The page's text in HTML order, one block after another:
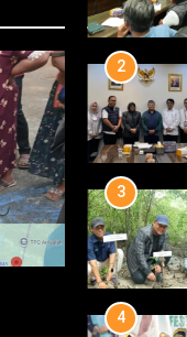
3
4
5